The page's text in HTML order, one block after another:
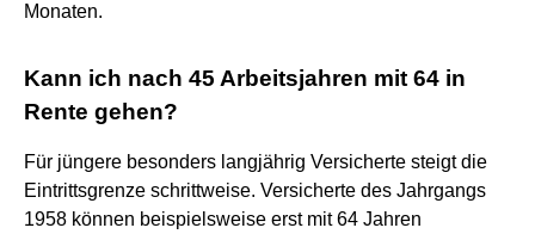
Monaten.
Kann ich nach 45 Arbeitsjahren mit 64 in
Rente gehen?
Für jüngere besonders langjährig Versicherte steigt die
Eintrittsgrenze schrittweise. Versicherte des Jahrgangs
1958 können beispielsweise erst mit 64 Jahren